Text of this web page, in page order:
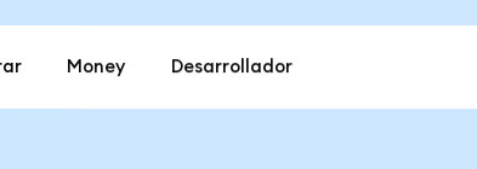
Money Desarrollador